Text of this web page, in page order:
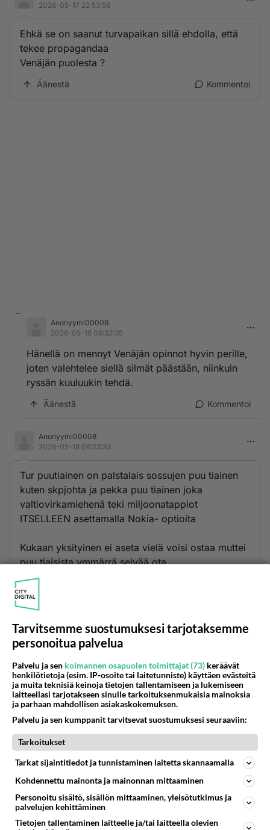
2026-05-17 22:53:56
Ehkä se on saanut turvapaikan sillä ehdolla, että
tekee propagandaa
Venäjän puolesta ?
Äänestä Kommentoi
Anonyymi00009
2026-05-18 06:32:35
Hänellä on mennyt Venäjän opinnot hyvin perille,
joten valehtelee siellä silmät päästään, niinkuin
ryssän kuuluukin tehdä.
Äänestä Kommentoi
Anonyymi00008
2026-05-18 06:23:33
Tur puutiainen on palstalais sossujen puu tiainen
kuten skpjohta ja pekka puu tiainen joka
valtiovirkamiehenä teki miljoonatappiot
ITSELLEEN asettamalla Nokia- optioita
Kukaan yksityinen ei aseta vielä voisi ostaa muttei
puu tiaisista ymmärrä selvää ota
Anonyymi00010
2026-05-18 06:57:01
Surullista, että Suomalainen hörähtää tuollaiseen
salaliittoteoriauskoon.
Äänestä Kommentoi
Anonyymi00013
Vaikka Turtiaisella saattaisi ollakin fiksuja pointteja
niin ei ole oikein tuolla tavalla ilmaista asia koska
tuohon voi liittyä oikeasti "vaaran siemen".
Äänestä Kommentoi
Tarvitsemme suostumuksesi tarjotaksemme
personoitua palvelua
Palvelu ja sen kolmannen osapuolen toimittajat (73) keräävät
henkilötietoja (esim. IP-osoite tai laitetunniste) käyttäen evästeitä
ja muita teknisiä keinoja tietojen tallentamiseen ja lukemiseen
laitteellasi tarjotakseen sinulle tarkoituksenmukaisia mainoksia
ja parhaan mahdollisen asiakaskokemuksen.
Palvelu ja sen kumppanit tarvitsevat suostumuksesi seuraaviin:
Tarkoitukset
Tarkat sijaintitiedot ja tunnistaminen laitetta skannaamalla
Kohdennettu mainonta ja mainonnan mittaaminen
Personoitu sisältö, sisällön mittaaminen, yleisötutkimus ja
palvelujen kehittäminen
Tietojen tallentaminen laitteelle ja/tai laitteella olevien